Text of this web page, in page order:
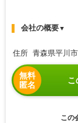
会社の概要▼
住所 青森県平川
無料
匿名
こ
この